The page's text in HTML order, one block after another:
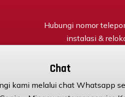
Hubungi nomor
instalasi &
Chat
kami melalui chat Whatsapp